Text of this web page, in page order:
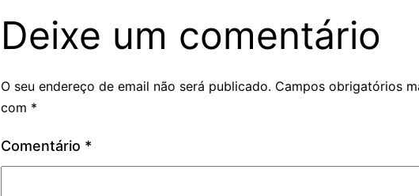
Deixe um comentário
O seu endereço de email não será publicado. Campos obrigatórios
com *
Comentário *